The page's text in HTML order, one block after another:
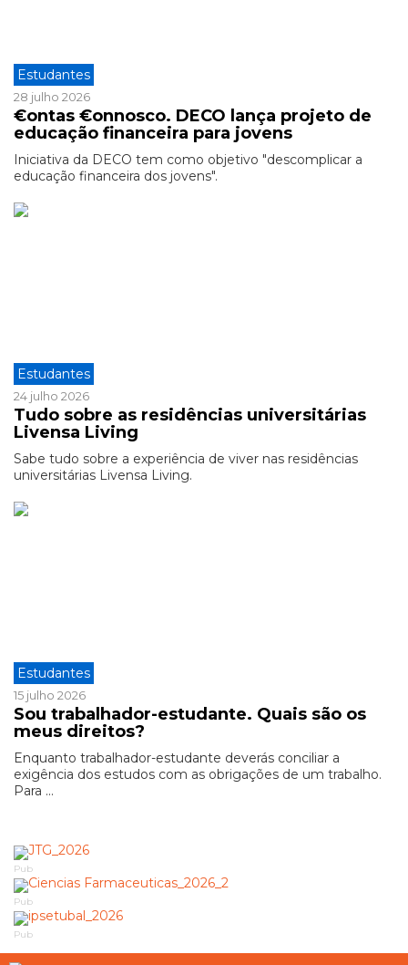
Estudantes
28 julho 2026
€ontas €onnosco. DECO lança projeto de
educação financeira para jovens
Iniciativa da DECO tem como objetivo "descomplicar a
educação financeira dos jovens".
Estudantes
24 julho 2026
Tudo sobre as residências universitárias
Livensa Living
Sabe tudo sobre a experiência de viver nas residências
universitárias Livensa Living.
Estudantes
15 julho 2026
Sou trabalhador-estudante. Quais são os
meus direitos?
Enquanto trabalhador-estudante deverás conciliar a
exigência dos estudos com as obrigações de um trabalho.
Para ...
Pub
Pub
Pub